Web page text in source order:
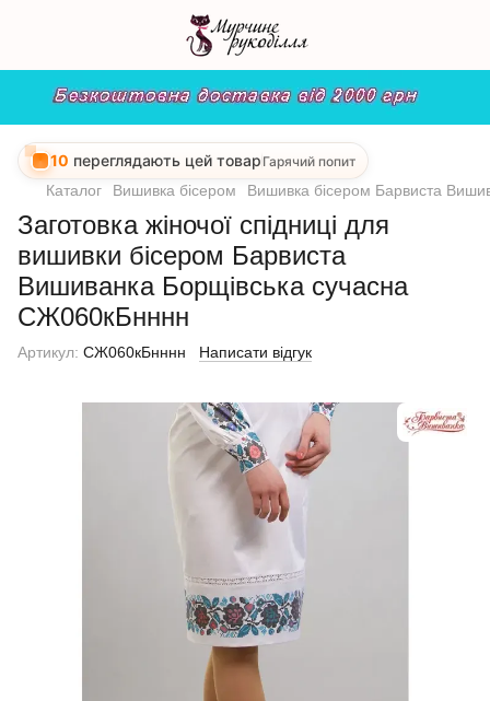
10 переглядають цей товар Гарячий попит
Каталог Вишивка бісером Вишивка бісером Барвиста
Заготовка жіночої спідниці для
вишивки бісером Барвиста
Вишиванка Борщівська сучасна
СЖ060кБнннн
Артикул: СЖ060кБнннн Написати відгук